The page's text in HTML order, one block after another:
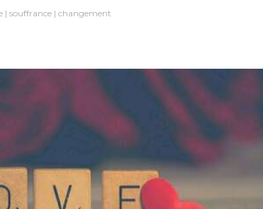
souffrance changement